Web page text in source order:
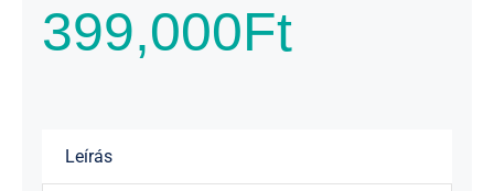
399,000Ft
Leírás